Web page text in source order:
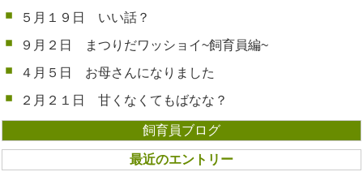
５月１９日 いい話？
９月２日 まつりだワッショイ~飼育員編~
４月５日 お母さんになりました
２月２１日 甘くなくてもばなな？
飼育員ブログ
最近のエントリー